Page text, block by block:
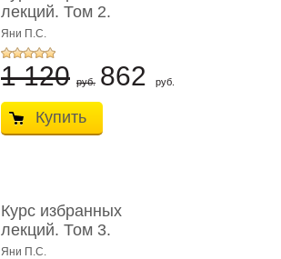
лекций. Том 2.
Проблемы квалифик ...
Яни П.С.
1 120 руб. 862 руб.
Купить
Курс избранных
лекций. Том 3.
Проблемы квалифик ...
Яни П.С.